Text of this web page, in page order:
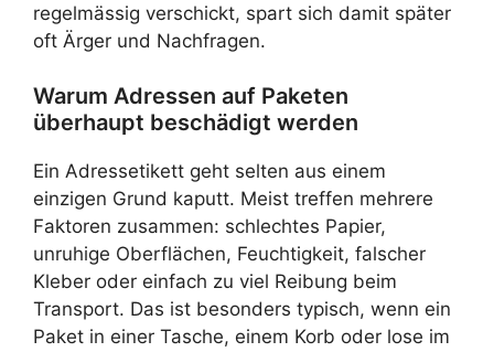
regelmässig verschickt, spart sich damit später
oft Ärger und Nachfragen.
Warum Adressen auf Paketen
überhaupt beschädigt werden
Ein Adressetikett geht selten aus einem
einzigen Grund kaputt. Meist treffen mehrere
Faktoren zusammen: schlechtes Papier,
unruhige Oberflächen, Feuchtigkeit, falscher
Kleber oder einfach zu viel Reibung beim
Transport. Das ist besonders typisch, wenn ein
Paket in einer Tasche, einem Korb oder lose im